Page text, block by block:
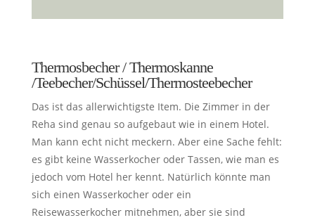
Thermosbecher / Thermoskanne
/Teebecher/Schüssel/Thermosteebecher
Das ist das allerwichtigste Item. Die Zimmer in der
Reha sind genau so aufgebaut wie in einem Hotel.
Man kann echt nicht meckern. Aber eine Sache fehlt:
es gibt keine Wasserkocher oder Tassen, wie man es
jedoch vom Hotel her kennt. Natürlich könnte man
sich einen Wasserkocher oder ein
Reisewasserkocher mitnehmen, aber sie sind